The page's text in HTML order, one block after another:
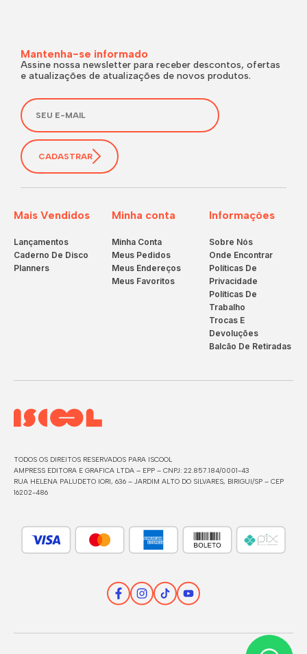
Mais Vendidos
Lançamentos
Caderno De Disco
Planners
Minha conta
Minha Conta
Meus Pedidos
Meus Endereços
Meus Favoritos
Informações
Sobre Nós
Onde Encontrar
Políticas De
Privacidade
Políticas De
Trabalho
Trocas E
Devoluções
Balcão De Retiradas
Mantenha-se informado
Assine nossa newsletter para receber descontos, ofertas
e atualizações de atualizações de novos produtos.
CADASTRAR
TODOS OS DIREITOS RESERVADOS PARA ISCOOL
AMPRESS EDITORA E GRAFICA LTDA – EPP – CNPJ: 22.857.184/0001-43
RUA HELENA PALUDETO IORI, 636 – JARDIM ALTO DO SILVARES, BIRIGUI/SP – CEP
16202-486